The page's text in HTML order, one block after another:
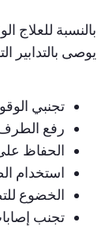
بالنسبة للعلاج
يوصى بالتدابير
تجنبي
رفع
الحفاظ
استخدام
الخضوع
تجنب